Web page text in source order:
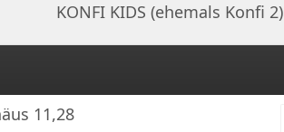
KONFI KIDS (ehemals Konfi 2)
11,28